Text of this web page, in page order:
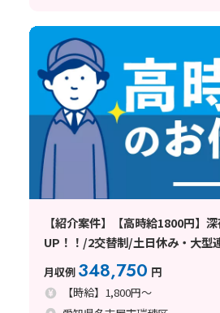
【紹介案件】【高時給1800円】
UP！！/2交替制/土日休み・大型
きの1R寮完備
月収例 348,750 円
【時給】1,800円～